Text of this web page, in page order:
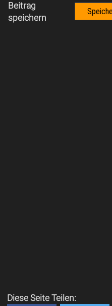
Beitrag
speichern
Diese Seite Teilen: